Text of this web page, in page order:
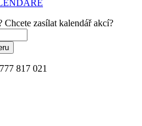
zasílat kalendář akcí?
817 021